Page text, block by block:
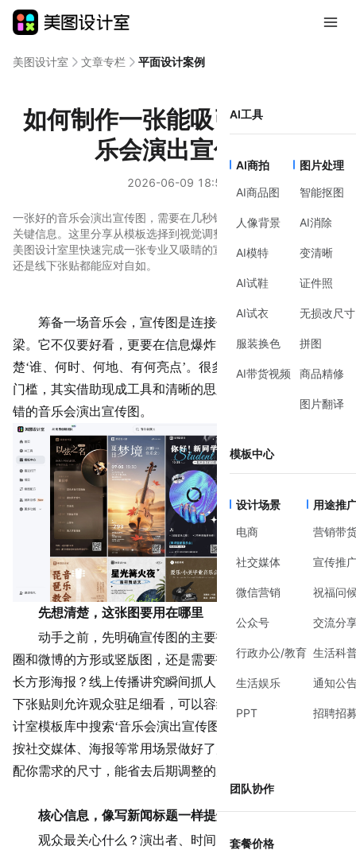
AI工具
AI商拍
AI商品图
人像背景
AI模特
AI试鞋
AI试衣
服装换色
AI带货视频
图片处理
智能抠图
AI消除
变清晰
证件照
无损改尺寸
拼图
商品精修
图片翻译
模板中心
设计场景
电商
社交媒体
微信营销
公众号
行政办公/教育
生活娱乐
PPT
用途推
营销带
宣传推
祝福问
交流分
生活科
通知公
招聘招
团队协作
套餐价格
美图设计室 文章专栏 平面设计案例
如何制作一张能吸引观众的音
乐会演出宣传图
2026-06-09 18:52
一张好的音乐会演出宣传图，需要在几秒钟内抓住观众眼球并传递
关键信息。这里分享从模板选择到视觉调整的实用方法，帮助你在
美图设计室里快速完成一张专业又吸睛的宣传图，无论是线上分享
还是线下张贴都能应对自如。
筹备一场音乐会 ，宣传图是连接你和观众的第一座桥
梁。它不仅要好看，更要在信息爆炸的环境中快速讲清
楚‘谁、何时、何地、有何亮点’。很多朋友觉得设计是专业
门槛，其实借助现成工具和清晰的思路，你也能做出效果不
错的音乐会演出宣传图。
先想清楚，这张图要用在哪里
动手之前，先明确宣传图的主要投放场景。是发在朋友
圈和微博的方形或竖版图，还是需要打印出来贴在公告栏的
长方形海报？线上传播讲究瞬间抓人，信息要极度精炼；线
下张贴则允许观众驻足细看，可以容纳稍多细节。在美图设
计室模板库中搜索‘音乐会演出宣传图’，你会发现模板已经
按社交媒体、海报等常用场景做好了尺寸分类，直接选择匹
配你需求的尺寸，能省去后期调整的麻烦。
核心信息，像写新闻标题一样提炼
观众最关心什么？演出者、时间、地点、票价，这四要